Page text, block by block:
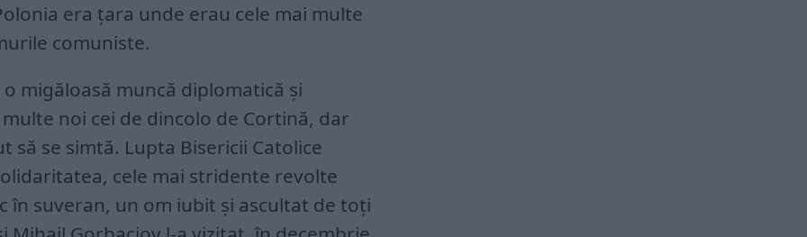
era țara unde erau cele mai multe
comuniste.
migăloasă muncă diplomatică și
noi cei de dincolo de Cortină, dar
să se simtă. Lupta Bisericii Catolice
cele mai stridente revolte
în suveran, un om iubit și ascultat de toți